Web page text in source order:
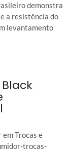
demonstra
a resistência do
levantamento
Trocas e
trocas-